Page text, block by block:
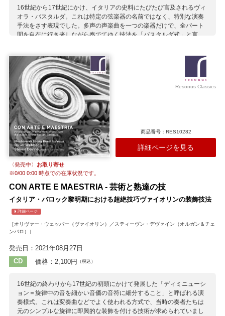
16世紀から17世紀にかけ、イタリアの史料にたびたび言及されるヴィ
オラ・バスタルダ。これは特定の弦楽器の名前ではなく、特別な演奏
手法をさす表現でした。多声の声楽曲を一つの楽器だけで、全パート
間を自在に行き来しながら奏でてゆく技法を「バスタルダ式」と言
ィもその一人）。 バロック以前のダブルリード楽器に関する研究と実
演で絶大な信望を得てきたエルザ・フランクとジェレミー・パパセル
ジオーを両親に持つ古楽器奏者マノン・パパセルジオーはここで、さ
まざまな多声楽曲をバスタルダ式に読み解き、きわめて自然な音運び
の中に即興的機知を感じさせる演奏で昔日の音楽実践を再現。共通の
元歌や固定旋律による別々の器楽編曲例を複数とりあげ、編曲者のア
レンジの妙やバスタルダ式解釈の多様性をわかりやすく呈示するプロ
グラムになっているのも嬉しいポイントです。 中世に遡る古楽器ハー
プの魅力を伝える超実力派アンジェリーク・モイヨン、ソリストとし
てのバロック以前の作品解釈も高く評価される鍵盤奏者ヨアン・ムー
ランら頼もしい共演陣とのアンサンブルも絶妙。21世紀になお深まり
ゆく古楽の知見が抜群の演奏解釈と結びついた、最前線の好企画盤と
言えるでしょう。
収録作曲家：
ヴィラールト
ヴィルジニアーノ オルティス
ガナッシ
Resonus Classics
商品番号：RES10282
詳細ページを見る
〈発売中〉 お取り寄せ
※0/00 0:00時点での在庫状況です。
CON ARTE E MAESTRIA - 芸術と熟達の技
イタリア・バロック黎明期における超絶技巧ヴァイオリンの装飾技法
詳細ページ
［オリヴァー・ウェッバー（ヴァイオリン）／スティーヴン・デヴァイン（オルガン＆チェ
ンバロ）］
発売日：2021年08月27日
CD
価格：2,100円 （税込）
16世紀の終わりから17世紀の初頭にかけて発展した「ディミニューシ
ョン＝旋律中の音を細かい音価の音符に細分すること」と呼ばれる演
奏様式。これは変奏曲などでよく使われる方式で、当時の奏者たちは
元のシンプルな旋律に即興的な装飾を付ける技術が求められていまし